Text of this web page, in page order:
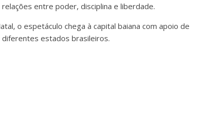
entre poder, disciplina e liberdade.
o espetáculo chega à capital baiana com apoio de
estados brasileiros.